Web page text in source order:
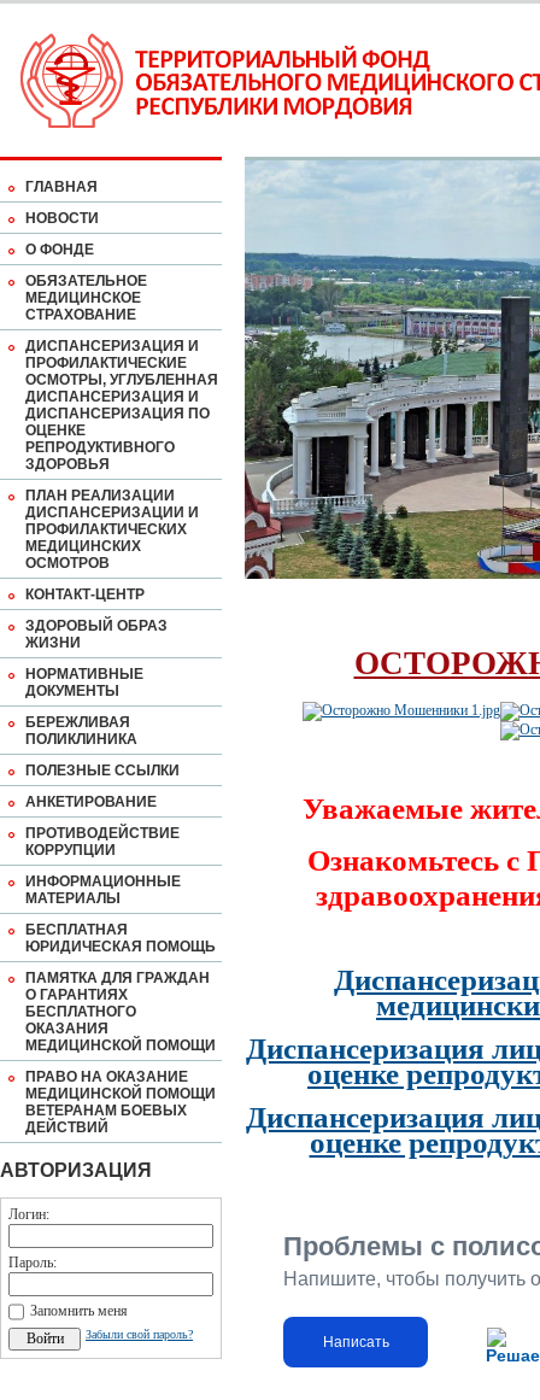
ГЛАВНАЯ
НОВОСТИ
О ФОНДЕ
ОБЯЗАТЕЛЬНОЕ
МЕДИЦИНСКОЕ
СТРАХОВАНИЕ
ДИСПАНСЕРИЗАЦИЯ И
ПРОФИЛАКТИЧЕСКИЕ
ОСМОТРЫ, УГЛУБЛЕННАЯ
ДИСПАНСЕРИЗАЦИЯ И
ДИСПАНСЕРИЗАЦИЯ ПО
ОЦЕНКЕ
РЕПРОДУКТИВНОГО
ЗДОРОВЬЯ
ПЛАН РЕАЛИЗАЦИИ
ДИСПАНСЕРИЗАЦИИ И
ПРОФИЛАКТИЧЕСКИХ
МЕДИЦИНСКИХ
ОСМОТРОВ
КОНТАКТ-ЦЕНТР
ЗДОРОВЫЙ ОБРАЗ
ЖИЗНИ
НОРМАТИВНЫЕ
ДОКУМЕНТЫ
БЕРЕЖЛИВАЯ
ПОЛИКЛИНИКА
ПОЛЕЗНЫЕ ССЫЛКИ
АНКЕТИРОВАНИЕ
ПРОТИВОДЕЙСТВИЕ
КОРРУПЦИИ
ИНФОРМАЦИОННЫЕ
МАТЕРИАЛЫ
БЕСПЛАТНАЯ
ЮРИДИЧЕСКАЯ ПОМОЩЬ
ПАМЯТКА ДЛЯ ГРАЖДАН
О ГАРАНТИЯХ
БЕСПЛАТНОГО
ОКАЗАНИЯ
МЕДИЦИНСКОЙ ПОМОЩИ
ПРАВО НА ОКАЗАНИЕ
МЕДИЦИНСКОЙ ПОМОЩИ
ВЕТЕРАНАМ БОЕВЫХ
ДЕЙСТВИЙ
АВТОРИЗАЦИЯ
Логин:
Пароль:
Запомнить меня
Забыли свой пароль?
Уважаемые
Ознакомьтесь
Диспансеризация
оценке
Диспансеризация
оценке
Проблемы с
Напишите, чтобы получить
Написать